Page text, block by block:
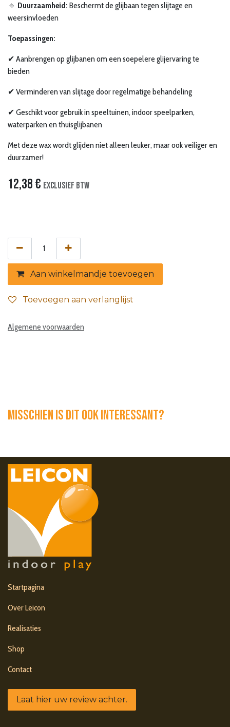
🔹 Duurzaamheid: Beschermt de glijbaan tegen slijtage en
weersinvloeden
Toepassingen:
✔ Aanbrengen op glijbanen om een soepelere glijervaring te
bieden
✔ Verminderen van slijtage door regelmatige behandeling
✔ Geschikt voor gebruik in speeltuinen, indoor speelparken,
waterparken en thuisglijbanen
Met deze wax wordt glijden niet alleen leuker, maar ook veiliger en
duurzamer!
12,38€ Exclusief btw
Aan winkelmandje toevoegen
Toevoegen aan verlanglijst
Algemene voorwaarden
Misschien is dit ook interessant?
Startpagina
Over Leicon
Realisaties
Shop
Contact
Laat hier uw review achter.